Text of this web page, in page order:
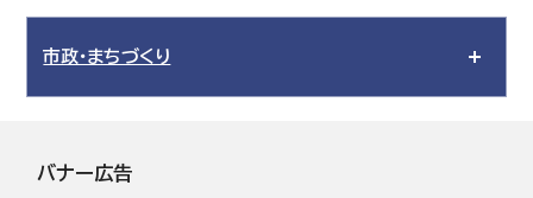
市政・まちづくり
バナー広告